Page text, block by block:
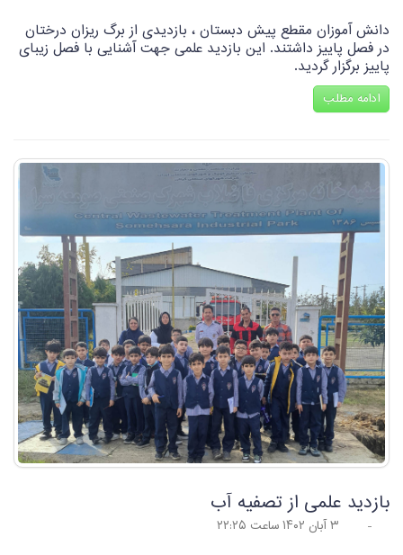
دانش آموزان مقطع پیش دبستان ، بازدیدی از برگ ریزان درختان
در فصل پاییز داشتند. این بازدید علمی جهت آشنایی با فصل زیبای
پاییز برگزار گردید.
ادامه مطلب
بازدید علمی از تصفیه آب
- ۳ آبان ۱۴۰۲ ساعت ۲۲:۲۵